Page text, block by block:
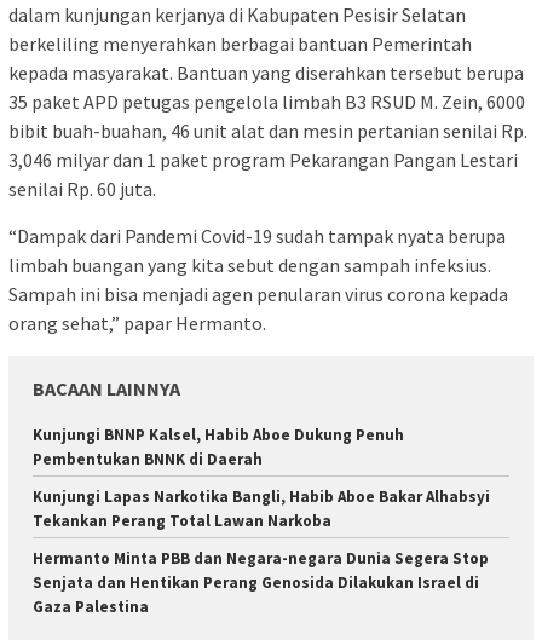
dalam kunjungan kerjanya di Kabupaten Pesisir Selatan
berkeliling menyerahkan berbagai bantuan Pemerintah
kepada masyarakat. Bantuan yang diserahkan tersebut berupa
35 paket APD petugas pengelola limbah B3 RSUD M. Zein, 6000
bibit buah-buahan, 46 unit alat dan mesin pertanian senilai Rp.
3,046 milyar dan 1 paket program Pekarangan Pangan Lestari
senilai Rp. 60 juta.
“Dampak dari Pandemi Covid-19 sudah tampak nyata berupa
limbah buangan yang kita sebut dengan sampah infeksius.
Sampah ini bisa menjadi agen penularan virus corona kepada
orang sehat,” papar Hermanto.
BACAAN LAINNYA
Kunjungi BNNP Kalsel, Habib Aboe Dukung Penuh
Pembentukan BNNK di Daerah
Kunjungi Lapas Narkotika Bangli, Habib Aboe Bakar Alhabsyi
Tekankan Perang Total Lawan Narkoba
Hermanto Minta PBB dan Negara-negara Dunia Segera Stop
Senjata dan Hentikan Perang Genosida Dilakukan Israel di
Gaza Palestina